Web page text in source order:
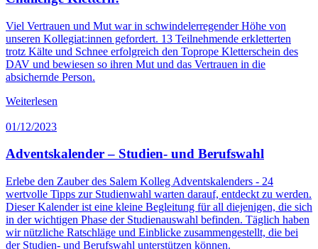
Viel Vertrauen und Mut war in schwindelerregender Höhe von
unseren Kollegiat:innen gefordert. 13 Teilnehmende erkletterten
trotz Kälte und Schnee erfolgreich den Toprope Kletterschein des
DAV und bewiesen so ihren Mut und das Vertrauen in die
absichernde Person.
Weiterlesen
01/12/2023
Adventskalender – Studien- und Berufswahl
Erlebe den Zauber des Salem Kolleg Adventskalenders - 24
wertvolle Tipps zur Studienwahl warten darauf, entdeckt zu werden.
Dieser Kalender ist eine kleine Begleitung für all diejenigen, die sich
in der wichtigen Phase der Studienauswahl befinden. Täglich haben
wir nützliche Ratschläge und Einblicke zusammengestellt, die bei
der Studien- und Berufswahl unterstützen können.